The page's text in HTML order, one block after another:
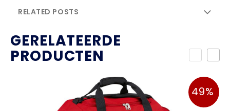
RELATED POSTS
GERELATEERDE
PRODUCTEN
49%